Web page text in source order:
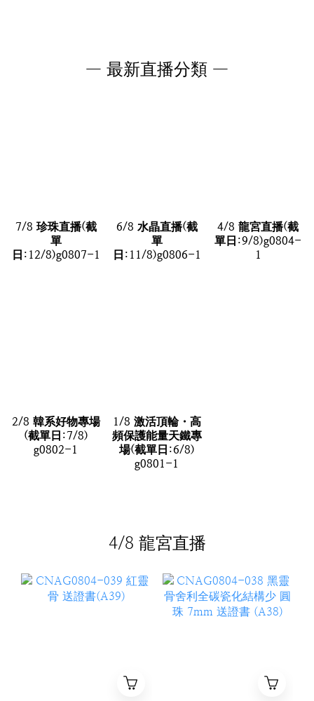
— 最新直播分類 —
7/8 珍珠直播(截
單
日:12/8)g0807-1
6/8 水晶直播(截
單
日:11/8)g0806-1
4/8 龍宮直播(截
單日:9/8)g0804-
1
2/8 韓系好物專場
(截單日:7/8)
g0802-1
1/8 激活頂輪・高
頻保護能量天鐵專
場(截單日:6/8)
g0801-1
4/8 龍宮直播